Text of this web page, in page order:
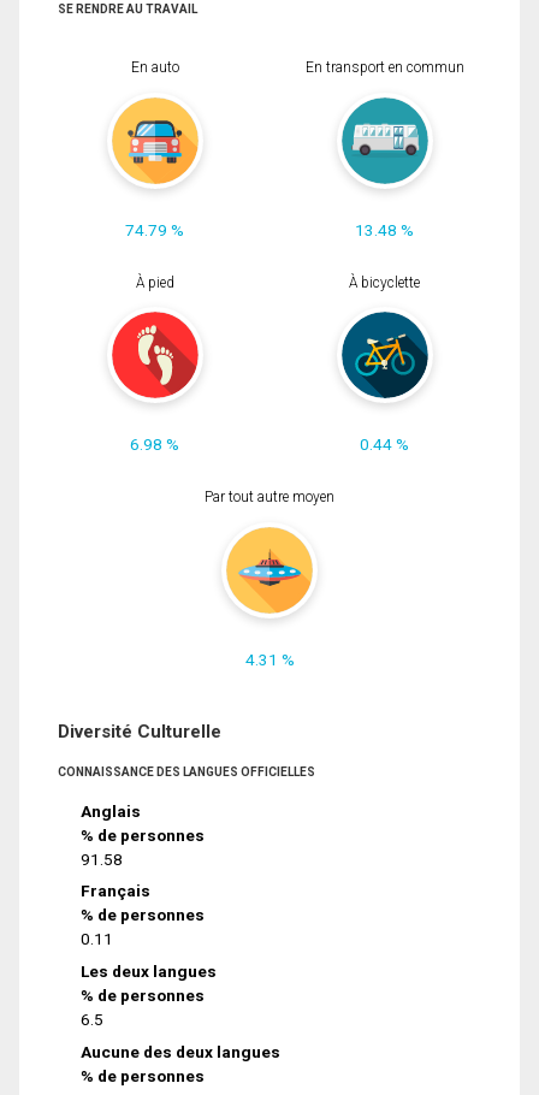
SE RENDRE AU TRAVAIL
En auto
74.79 %
En transport en commun
13.48 %
À pied
6.98 %
À bicyclette
0.44 %
Par tout autre moyen
4.31 %
Diversité Culturelle
CONNAISSANCE DES LANGUES OFFICIELLES
Anglais
% de personnes
91.58
Français
% de personnes
0.11
Les deux langues
% de personnes
6.5
Aucune des deux langues
% de personnes